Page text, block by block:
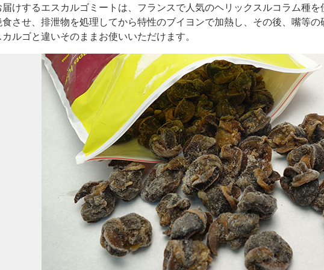
けするエスカルゴミートは、フランスで人気のヘリックスルコラム種
させ、排泄物を処理してから特性のブイヨンで加熱し、その後、嘴等
ルゴと違いそのままお使いいただけます。